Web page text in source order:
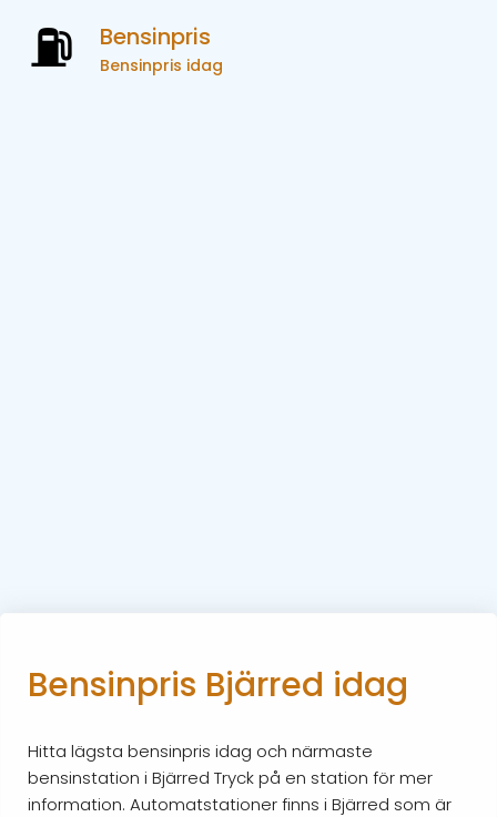
Bensinpris
Bensinpris idag
Bensinpris Bjärred idag
Hitta lägsta bensinpris idag och närmaste
bensinstation i Bjärred Tryck på en station för mer
information. Automatstationer finns i Bjärred som är